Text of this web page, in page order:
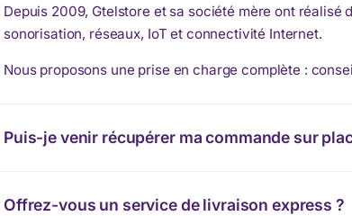
Depuis 2009, Gtelstore et sa société mère ont réalisé
sonorisation, réseaux, IoT et connectivité Internet.
Nous proposons une prise en charge complète :
Puis-je venir récupérer ma commande sur
Offrez-vous un service de livraison express ?